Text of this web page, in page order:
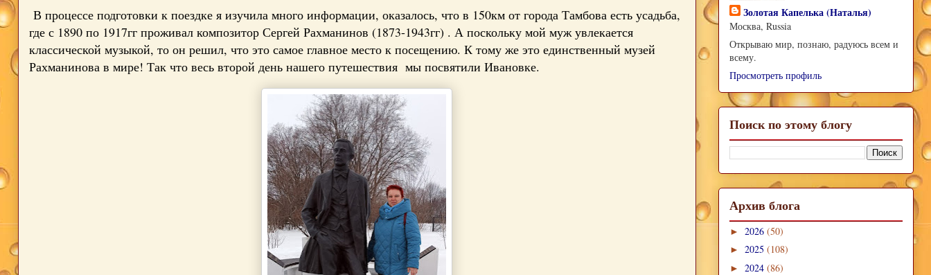
В процессе подготовки к поездке я изучила много информации, оказалось, что в 150км от города Тамбова есть усадьба,
где с 1890 по 1917гг проживал композитор Сергей Рахманинов (1873-1943гг) . А поскольку мой муж увлекается
классической музыкой, то он решил, что это самое главное место к посещению. К тому же это единственный музей
Рахманинова в мире! Так что весь второй день нашего путешествия мы посвятили Ивановке.
Золотая Капелька (Наталья)
Москва, Russia
Открываю мир, познаю, радуюсь всем и
всему.
Просмотреть профиль
Поиск по этому блогу
Архив блога
► 2026 (50)
► 2025 (108)
► 2024 (86)